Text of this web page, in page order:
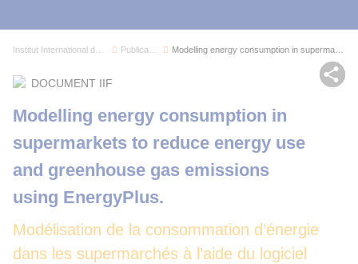
Modelling energy consumption in supermarkets to...
DOCUMENT IIF
Modélisation de la consommation d’énergie
dans les supermarchés à l’aide du logiciel
Modelling energy consumption in
supermarkets to reduce energy use
and greenhouse gas emissions
using EnergyPlus.